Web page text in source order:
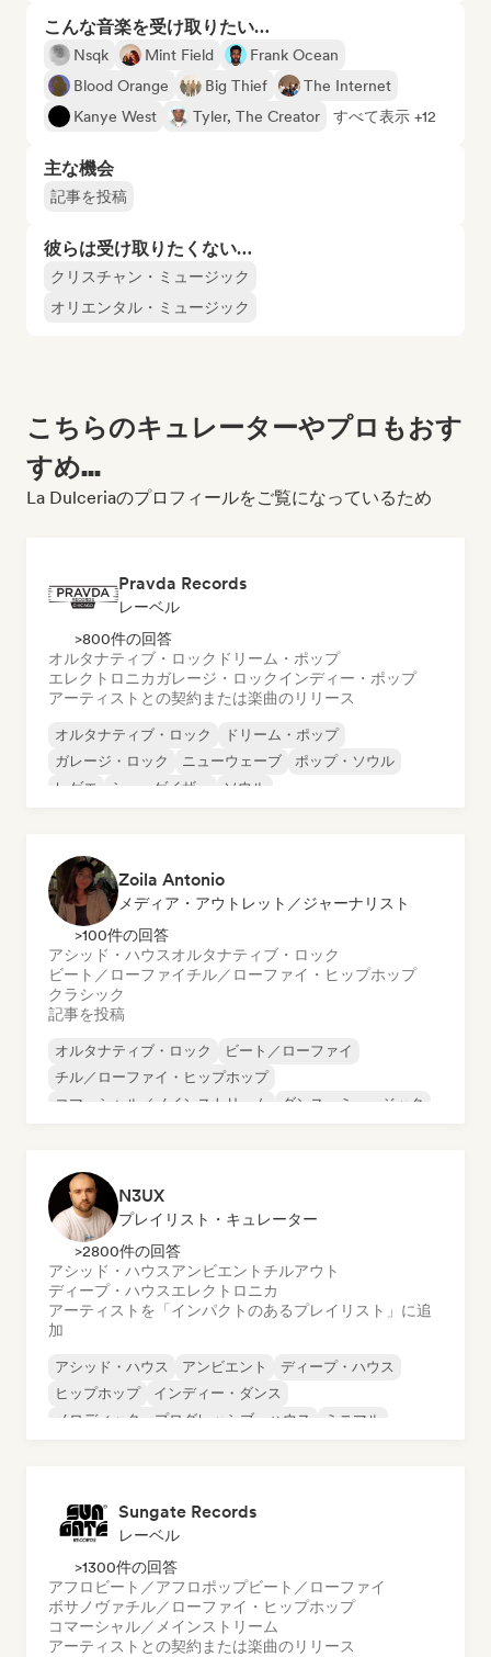
こんな音楽を受け取りたい…
Nsqk Mint Field
Frank Ocean
Blood Orange
Big Thief
The Internet
Kanye West
Tyler, The Creator すべて表示 +12
主な機会
記事を投稿
彼らは受け取りたくない…
クリスチャン・ミュージック
オリエンタル・ミュージック
こちらのキュレーターやプロもおす
すめ...
La Dulceriaのプロフィールをご覧になっているため
Pravda Records
レーベル
>800件の回答
オルタナティブ・ロック ドリーム・ポップ
エレクトロニカガレージ・ロックインディー・ポップ
アーティストとの契約または楽曲のリリース
オルタナティブ・ロック
ドリーム・ポップ
ガレージ・ロック
ニューウェーブ
ポップ・ソウル
レゲエ
シューゲイザー ソウル
Zoila Antonio
メディア・アウトレット／ジャーナリスト
>100件の回答
アシッド・ハウスオルタナティブ・ロック
ビート／ローファイチル／ローファイ・ヒップホップ
クラシック
記事を投稿
オルタナティブ・ロック
ビート／ローファイ
チル／ローファイ・ヒップホップ
コマーシャル／メインストリーム
ダンス・ミュージック
N3UX
プレイリスト・キュレーター
>2800件の回答
アシッド・ハウスアンビエント チルアウト
ディープ・ハウスエレクトロニカ
アーティストを「インパクトのあるプレイリスト」に追
加
アシッド・ハウス アンビエント
ディープ・ハウス
ヒップホップ
インディー・ダンス
メロディック・プログレッシブ・ハウス
ミニマル
Sungate Records
レーベル
>1300件の回答
アフロビート／アフロポップビート／ローファイ
ボサノヴァチル／ローファイ・ヒップホップ
コマーシャル／メインストリーム
アーティストとの契約または楽曲のリリース